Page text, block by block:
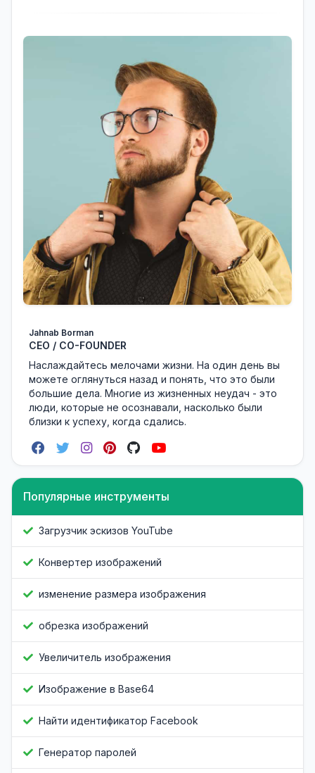
Jahnab Borman
CEO / CO-FOUNDER
Наслаждайтесь мелочами жизни. На один день вы
можете оглянуться назад и понять, что это были
большие дела. Многие из жизненных неудач - это
люди, которые не осознавали, насколько были
близки к успеху, когда сдались.
Популярные инструменты
Загрузчик эскизов YouTube
Конвертер изображений
изменение размера изображения
обрезка изображений
Увеличитель изображения
Изображение в Base64
Найти идентификатор Facebook
Генератор паролей